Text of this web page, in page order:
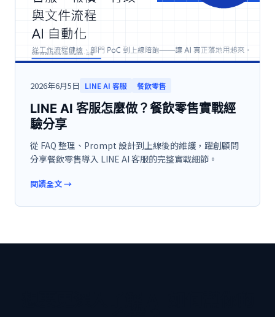
2026年6月5日 LINE AI 客服 餐飲零售
LINE AI 客服怎麼做？餐飲零售實戰經
驗分享
從 FAQ 整理、Prompt 設計到上線後的維護，躍創顧問
分享餐飲零售導入 LINE AI 客服的完整實戰細節。
閱讀全文→